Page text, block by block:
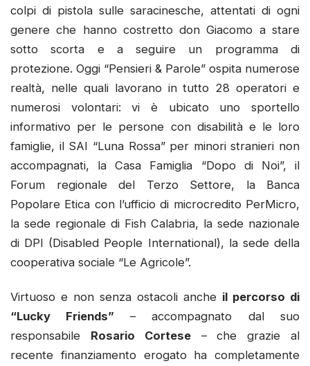
colpi di pistola sulle saracinesche, attentati di ogni
genere che hanno costretto don Giacomo a stare
sotto scorta e a seguire un programma di
protezione. Oggi “Pensieri & Parole” ospita numerose
realtà, nelle quali lavorano in tutto 28 operatori e
numerosi volontari: vi è ubicato uno sportello
informativo per le persone con disabilità e le loro
famiglie, il SAI “Luna Rossa” per minori stranieri non
accompagnati, la Casa Famiglia “Dopo di Noi”, il
Forum regionale del Terzo Settore, la Banca
Popolare Etica con l’ufficio di microcredito PerMicro,
la sede regionale di Fish Calabria, la sede nazionale
di DPI (Disabled People International), la sede della
cooperativa sociale “Le Agricole”.
Virtuoso e non senza ostacoli anche il percorso di
“Lucky Friends” – accompagnato dal suo
responsabile Rosario Cortese– che grazie al
recente finanziamento erogato ha completamente